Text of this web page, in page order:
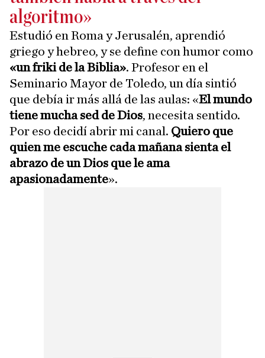
algoritmo»
Estudió en Roma y Jerusalén, aprendió
griego y hebreo, y se define con humor como
«un friki de la Biblia». Profesor en el
Seminario Mayor de Toledo, un día sintió
que debía ir más allá de las aulas: «El mundo
tiene mucha sed de Dios, necesita sentido.
Por eso decidí abrir mi canal. Quiero que
quien me escuche cada mañana sienta el
abrazo de un Dios que le ama
apasionadamente».